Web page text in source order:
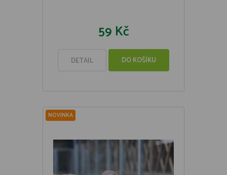
59 Kč
DETAIL DO KOŠÍKU
NOVINKA